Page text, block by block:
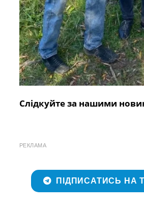
Слідкуйте за нашими
РЕКЛАМА
ПІДПИСАТИСЬ НА